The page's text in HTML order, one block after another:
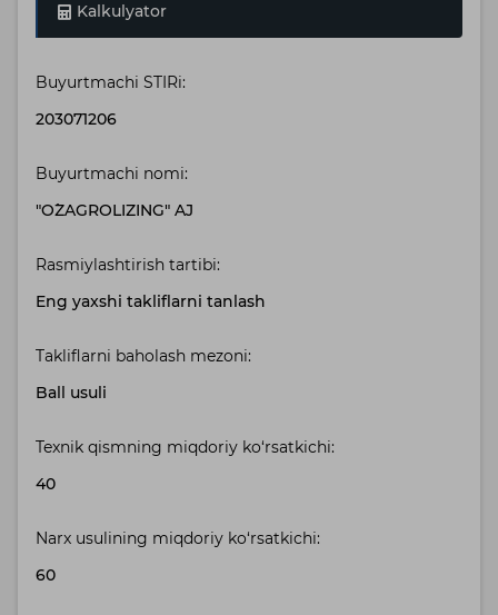
Kalkulyator
Buyurtmachi STIRi:
203071206
Buyurtmachi nomi:
"O`ZAGROLIZING" AJ
Rasmiylashtirish tartibi:
Eng yaxshi takliflarni tanlash
Takliflarni baholash mezoni:
Ball usuli
Texnik qismning miqdoriy ko‘rsatkichi:
40
Narx usulining miqdoriy ko‘rsatkichi:
60